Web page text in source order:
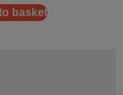
basket